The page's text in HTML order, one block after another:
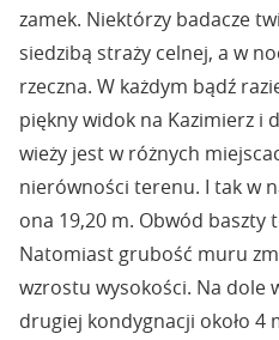
zamek. Niektórzy badacze
siedzibą straży celnej, a w
rzeczna. W każdym bądź
piękny widok na Kazimierz i
wieży jest w różnych
nierówności terenu. I tak w
ona 19,20 m. Obwód baszty
Natomiast grubość muru
wzrostu wysokości. Na dole
drugiej kondygnacji około 4